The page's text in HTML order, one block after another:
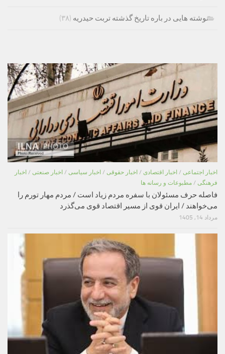
نوشته هایی در باره تاریخ گذشته تربت حیدریه (۳۸)
اخبار اجتماعی / اخبار اقتصادی / اخبار حقوقی / اخبار سیاسی / اخبار صنعتی / اخبار
فرهنگی / مطبوعات و رسانه ها
فاصله حرف مسئولان با سفره مردم زیاد است / مردم مهار تورم را
می‌خواهند / ایران قوی از مسیر اقتصاد قوی می‌گذرد
مرداد 14, 1405